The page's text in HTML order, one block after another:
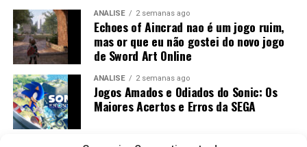
ANÁLISE 2 semanas ago
Echoes of Aincrad nao é um jogo ruim,
mas or que eu não gostei do novo jogo
de Sword Art Online
ANÁLISE 2 semanas ago
Jogos Amados e Odiados do Sonic: Os
Maiores Acertos e Erros da SEGA